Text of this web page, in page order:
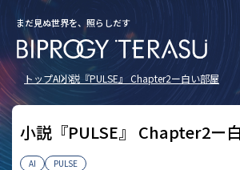
まだ見ぬ世界を、照らしだす
トップAI小説『PULSE』 Chapter2ー白い部屋
小説『PULSE』 Chapter2ー
AI PULSE